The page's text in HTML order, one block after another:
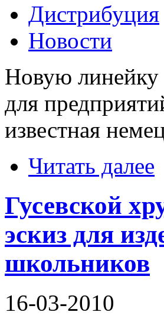
Дистрибуция
Новости
Новую линейку
для
известная
Читать далее
Гусевской
эскиз для
школьников
16-03-2010